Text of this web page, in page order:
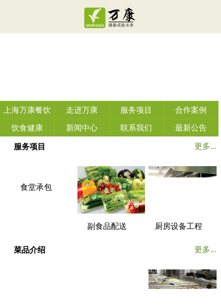
上海万康餐饮
管理有限公司
走进万康 服务项目 合作案例
饮食健康 新闻中心 联系我们 最新公告
更多...
服务项目
食堂承包
副食品配送 厨房设备工程
更多...
菜品介绍